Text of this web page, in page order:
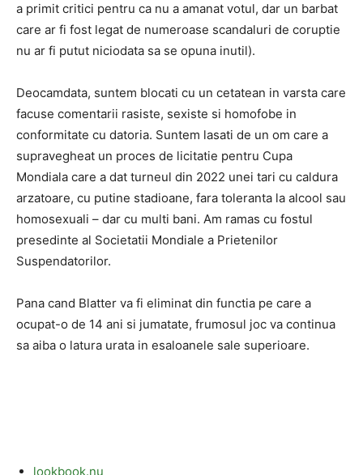
a primit critici pentru ca nu a amanat votul, dar un barbat
care ar fi fost legat de numeroase scandaluri de coruptie
nu ar fi putut niciodata sa se opuna inutil).
Deocamdata, suntem blocati cu un cetatean in varsta care
facuse comentarii rasiste, sexiste si homofobe in
conformitate cu datoria. Suntem lasati de un om care a
supravegheat un proces de licitatie pentru Cupa
Mondiala care a dat turneul din 2022 unei tari cu caldura
arzatoare, cu putine stadioane, fara toleranta la alcool sau
homosexuali – dar cu multi bani. Am ramas cu fostul
presedinte al Societatii Mondiale a Prietenilor
Suspendatorilor.
Pana cand Blatter va fi eliminat din functia pe care a
ocupat-o de 14 ani si jumatate, frumosul joc va continua
sa aiba o latura urata in esaloanele sale superioare.
lookbook.nu